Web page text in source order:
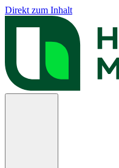
Direkt zum Inhalt